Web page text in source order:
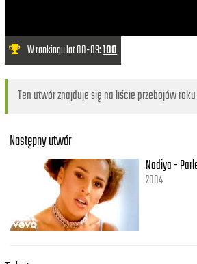
W rankingu lat 00-09:100
Ten utwór znajduje się na liście przebojów roku
Następny utwór
Nadiya -
2004